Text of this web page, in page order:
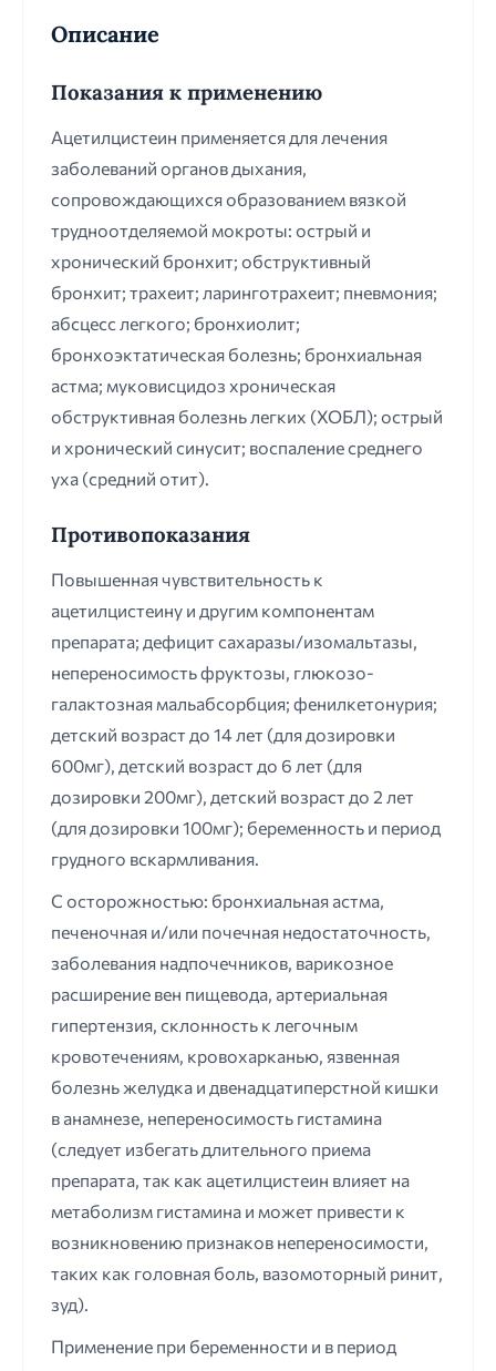
Описание
Показания к применению
Ацетилцистеин применяется для лечения
заболеваний органов дыхания,
сопровождающихся образованием вязкой
трудноотделяемой мокроты: острый и
хронический бронхит; обструктивный
бронхит; трахеит; ларинготрахеит; пневмония;
абсцесс легкого; бронхиолит;
бронхоэктатическая болезнь; бронхиальная
астма; муковисцидоз хроническая
обструктивная болезнь легких (ХОБЛ); острый
и хронический синусит; воспаление среднего
уха (средний отит).
Противопоказания
Повышенная чувствительность к
ацетилцистеину и другим компонентам
препарата; дефицит сахаразы/изомальтазы,
непереносимость фруктозы, глюкозо-
галактозная мальабсорбция; фенилкетонурия;
детский возраст до 14 лет (для дозировки
600мг), детский возраст до 6 лет (для
дозировки 200мг), детский возраст до 2 лет
(для дозировки 100мг); беременность и период
грудного вскармливания.
С осторожностью: бронхиальная астма,
печеночная и/или почечная недостаточность,
заболевания надпочечников, варикозное
расширение вен пищевода, артериальная
гипертензия, склонность к легочным
кровотечениям, кровохарканью, язвенная
болезнь желудка и двенадцатиперстной кишки
в анамнезе, непереносимость гистамина
(следует избегать длительного приема
препарата, так как ацетилцистеин влияет на
метаболизм гистамина и может привести к
возникновению признаков непереносимости,
таких как головная боль, вазомоторный ринит,
зуд).
Применение при беременности и в период